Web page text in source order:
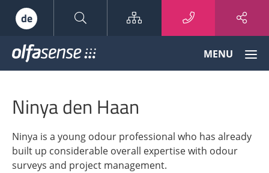
de Sitemap
Data
to
Odour
Knowledge
MENU
Ninya den Haan
Ninya is a young odour professional who has already
built up considerable overall expertise with odour
surveys and project management.